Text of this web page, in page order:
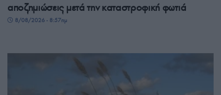
αποζημιώσεις μετά την καταστροφική φωτιά
8/08/2026 - 8:57πμ